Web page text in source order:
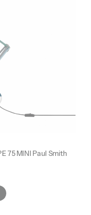
75 MINI Paul Smith